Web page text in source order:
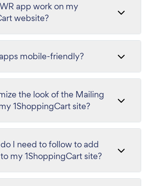
app work on my
website?
mobile-friendly?
the look of the Mailing
1ShoppingCart site?
I need to follow to add
my 1ShoppingCart site?